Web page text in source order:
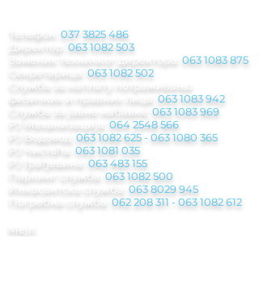
Телефон: 037 3825 486
063 1082 503
063 1083 875
063 1082 502
Служба за наплату потраживања
физичких и правних лица:
063 1083 942
Служба за јавне набавке:
063 1083 969
064 2548 566
РЈ Водовод: 063 1082 625-063 1080 365
РЈ Чистоћа: 063 1081 035
РЈ Грађевина:
063 483 155
Паркинг служба
063 1082 500
Инкасантска служба: 063 8029 945
Погребна служба:
062 208 311 - 063 1082612
Мејл: